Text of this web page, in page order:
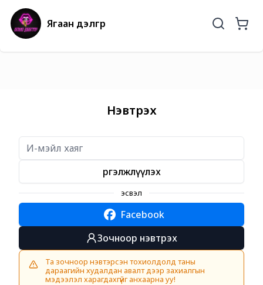
Ягаан дэлгүүр
Нэвтрэх
Үргэлжлүүлэх
эсвэл
Facebook
Зочноор нэвтрэх
Та зочноор нэвтэрсэн тохиолдолд таны
дараагийн худалдан авалт дээр захиалгын
мэдээлэл харагдахгүйг анхаарна уу!